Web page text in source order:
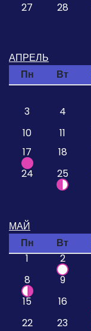
27
28
АПРЕЛЬ
Пн
Вт
3
4
10
11
17
18
24
25
МАЙ
Пн
Вт
1
2
8
9
15
16
22
23